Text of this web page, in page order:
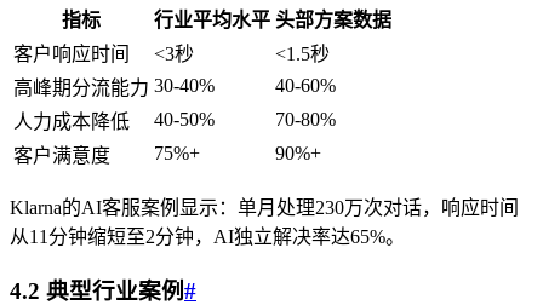
指标 行业平均水平 头部方案数据
客户响应时间
<3秒
<1.5秒
高峰期分流能力 30-40%
40-60%
人力成本降低
40-50%
70-80%
客户满意度
75%+ 90%+
Klarna的AI客服案例显示：单月处理230万次对话，响应时间
从11分钟缩短至2分钟，AI独立解决率达65%。
4.2 典型行业案例#